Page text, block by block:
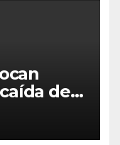
de
en